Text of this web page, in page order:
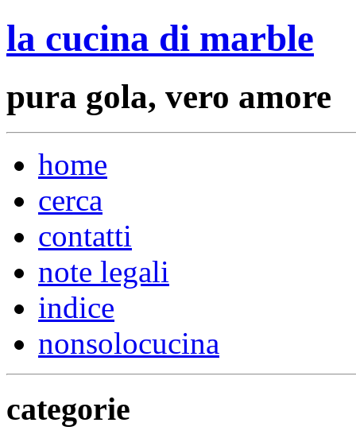
la cucina di marble
pura gola, vero amore
home
cerca
contatti
note legali
indice
nonsolocucina
categorie